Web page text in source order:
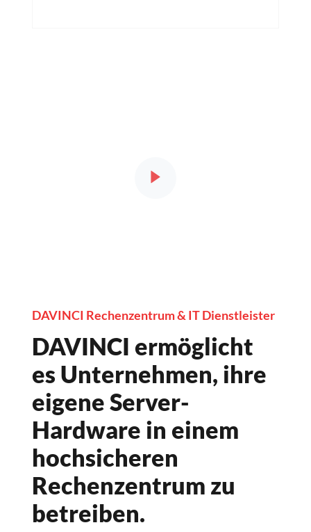
DAVINCI Rechenzentrum & IT Dienstleister
DAVINCI ermöglicht
es Unternehmen, ihre
eigene Server-
Hardware in einem
hochsicheren
Rechenzentrum zu
betreiben.